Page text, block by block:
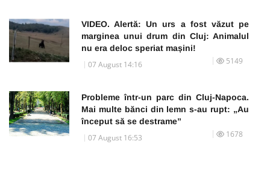
VIDEO. Alertă: Un urs a fost văzut pe
marginea unui drum din Cluj: Animalul
nu era deloc speriat mașini!
07 August 14:16 5149
Probleme într-un parc din Cluj-Napoca.
Mai multe bănci din lemn s-au rupt: „Au
început să se destrame”
07 August 16:53 1678